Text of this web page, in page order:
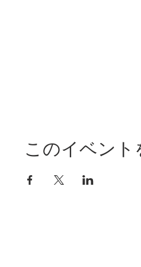
このイベント